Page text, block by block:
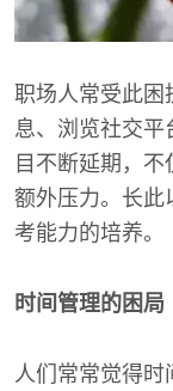
职场人常受此困
息、浏览社交平
目不断延期，
额外压力。长此
考能力的培养。
时间管理的困局
人们常常觉得时